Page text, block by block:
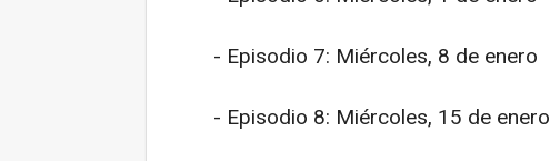
- Episodio 7: Miércoles, 8 de enero
- Episodio 8: Miércoles, 15 de enero